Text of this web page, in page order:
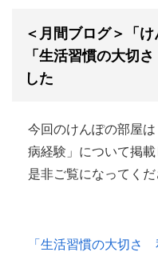
＜月間ブログ＞「
「生活習慣の大切
した
今回のけんぽの部屋
病経験」について掲載
是非ご覧になってくだ
「生活習慣の大切